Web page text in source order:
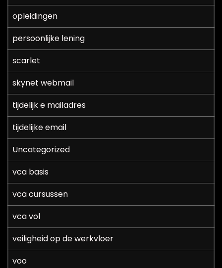
opleidingen
persoonlijke lening
scarlet
skynet webmail
tijdelijk e mailadres
tijdelijke email
Uncategorized
vca basis
vca cursussen
vca vol
veiligheid op de werkvloer
voo